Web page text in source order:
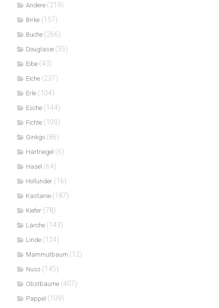
Andere (219)
Birke (157)
Buche (266)
Douglasie (35)
Eibe (43)
Eiche (237)
Erle (104)
Esche (144)
Fichte (109)
Ginkgo (86)
Hartriegel (6)
Hasel (64)
Hollunder (16)
Kastanie (187)
Kiefer (78)
Lärche (143)
Linde (124)
Mammutbaum (12)
Nuss (145)
Obstbäume (407)
Pappel (109)